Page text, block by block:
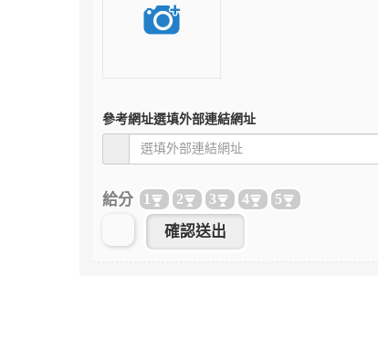
參考網址選填外部連結網址
給分 1 2 3 4 5